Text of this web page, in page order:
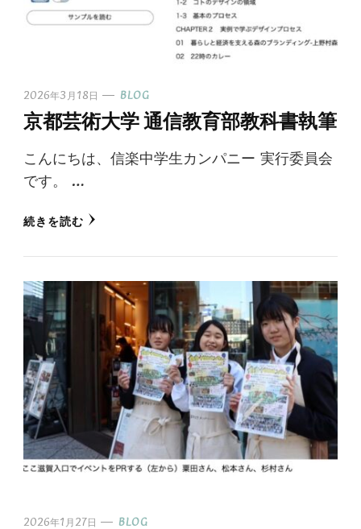
2026年3月18日 BLOG
京都芸術大学 通信教育部教科書執筆
こんにちは、信楽中学生カンパニー 実行委員会
です。 …
続きを読む
2026年1月27日 BLOG